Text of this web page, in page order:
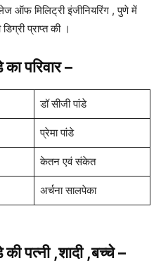
ऑफ मिलिट्री इंजीनियरिंग , पुणे में
प्राप्त की ।
परिवार–
डॉ सीजी पांडे
प्रेमा पांडे
केतन एवं संकेत
अर्चना सालपेका
पत्नी ,शादी ,बच्चे–